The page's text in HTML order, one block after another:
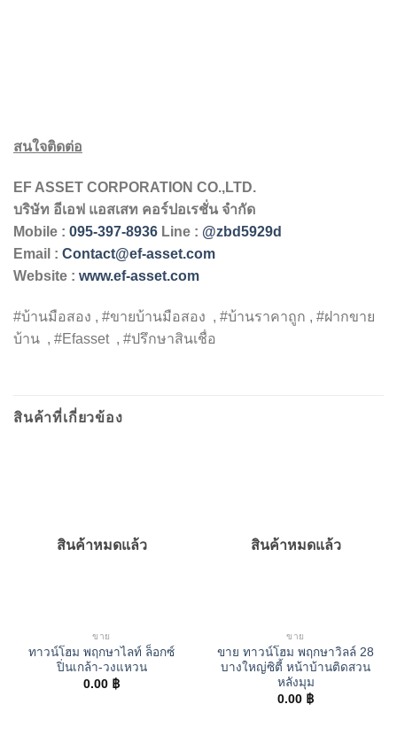
สนใจติดต่อ
EF ASSET CORPORATION CO.,LTD.
บริษัท อีเอฟ แอสเสท คอร์ปอเรชั่น จำกัด
Mobile : 095-397-8936 Line : @zbd5929d
Email : Contact@ef-asset.com
Website : www.ef-asset.com
#บ้านมือสอง , #ขายบ้านมือสอง , #บ้านราคาถูก , #ฝากขาย
บ้าน , #Efasset , #ปรึกษาสินเชื่อ
สินค้าที่เกี่ยวข้อง
สินค้าหมดแล้ว
ขาย
ทาวน์โฮม พฤกษาไลท์ ล็อกซ์
ปิ่นเกล้า-วงแหวน
0.00 ฿
สินค้าหมดแล้ว
ขาย
ขาย ทาวน์โฮม พฤกษาวิลล์ 28
บางใหญ่ซิตี้ หน้าบ้านติดสวน
หลังมุม
0.00 ฿